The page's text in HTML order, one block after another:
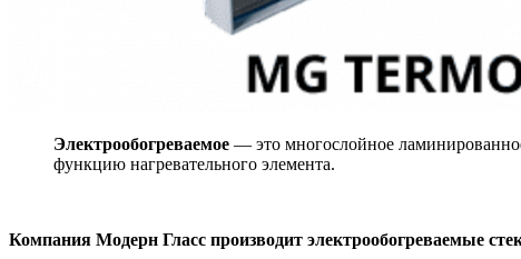
Электрообогреваемое — это многослойное
функцию нагревательного элемента.
Компания Модерн Гласс производит электрообогреваемые